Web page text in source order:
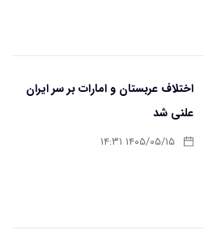
اختلاف عربستان و امارات بر سر ایران
علنی شد
۱۴۰۵/۰۵/۱۵ ۱۴:۳۱